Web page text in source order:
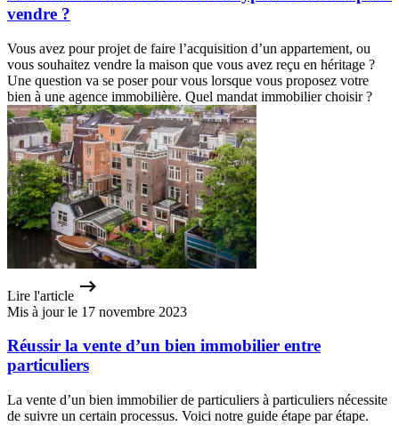
vendre ?
Vous avez pour projet de faire l’acquisition d’un appartement, ou
vous souhaitez vendre la maison que vous avez reçu en héritage ?
Une question va se poser pour vous lorsque vous proposez votre
bien à une agence immobilière. Quel mandat immobilier choisir ?
Lire l'article
Mis à jour le 17 novembre 2023
Réussir la vente d’un bien immobilier entre
particuliers
La vente d’un bien immobilier de particuliers à particuliers nécessite
de suivre un certain processus. Voici notre guide étape par étape.